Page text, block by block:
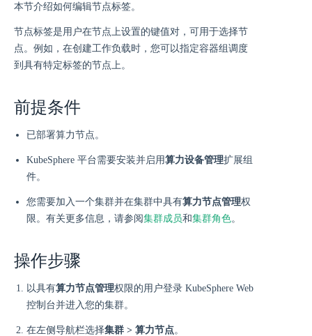
本节介绍如何编辑节点标签。
节点标签是用户在节点上设置的键值对，可用于选择节
点。例如，在创建工作负载时，您可以指定容器组调度
到具有特定标签的节点上。
前提条件
已部署算力节点。
KubeSphere 平台需要安装并启用算力设备管理扩展组
件。
您需要加入一个集群并在集群中具有算力节点管理权
限。有关更多信息，请参阅集群成员和集群角色。
操作步骤
以具有算力节点管理权限的用户登录 KubeSphere Web
控制台并进入您的集群。
在左侧导航栏选择集群 > 算力节点。